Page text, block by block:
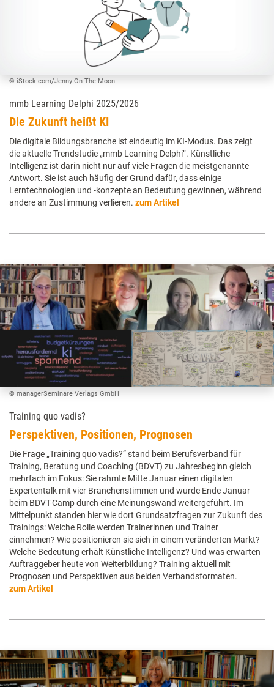
© iStock.com/Jenny On The Moon
mmb Learning Delphi 2025/2026
Die Zukunft heißt KI
Die digitale Bildungsbranche ist eindeutig im KI-Modus. Das zeigt
die aktuelle Trendstudie „mmb Learning Delphi“. Künstliche
Intelligenz ist darin nicht nur auf viele Fragen die meistgenannte
Antwort. Sie ist auch häufig der Grund dafür, dass einige
Lerntechnologien und -konzepte an Bedeutung gewinnen, während
andere an Zustimmung verlieren. zum Artikel
© managerSeminare Verlags GmbH
Training quo vadis?
Perspektiven, Positionen, Prognosen
Die Frage „Training quo vadis?“ stand beim Berufsverband für
Training, Beratung und Coaching (BDVT) zu Jahresbeginn gleich
mehrfach im Fokus: Sie rahmte Mitte Januar einen digitalen
Expertentalk mit vier Branchenstimmen und wurde Ende Januar
beim BDVT-Camp durch eine Meinungswand weitergeführt. Im
Mittelpunkt standen hier wie dort Grundsatzfragen zur Zukunft des
Trainings: Welche Rolle werden Trainerinnen und Trainer
einnehmen? Wie positionieren sie sich in einem veränderten Markt?
Welche Bedeutung erhält Künstliche Intelligenz? Und was erwarten
Auftraggeber heute von Weiterbildung? Training aktuell mit
Prognosen und Perspektiven aus beiden Verbandsformaten.
zum Artikel